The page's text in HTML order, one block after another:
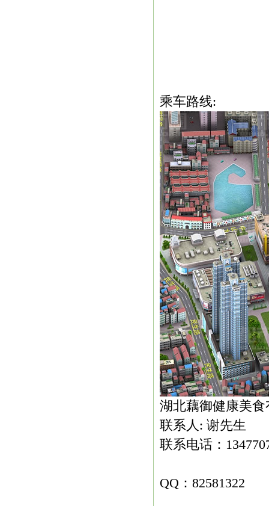
乘车路线:
湖北藕御健康美食
联系人: 谢先生
联系电话：
QQ：82581322